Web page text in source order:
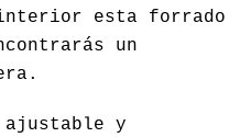
esta forrado
un
y